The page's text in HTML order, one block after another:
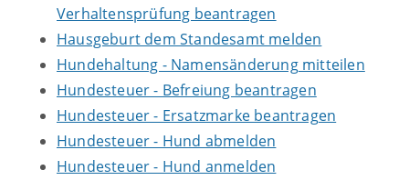
Verhaltensprüfung beantragen
Hausgeburt dem Standesamt melden
Hundehaltung - Namensänderung mitteilen
Hundesteuer - Befreiung beantragen
Hundesteuer - Ersatzmarke beantragen
Hundesteuer - Hund abmelden
Hundesteuer - Hund anmelden